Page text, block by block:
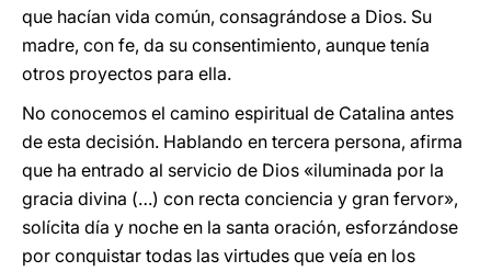
que hacían vida común, consagrándose a Dios. Su
madre, con fe, da su consentimiento, aunque tenía
otros proyectos para ella.
No conocemos el camino espiritual de Catalina antes
de esta decisión. Hablando en tercera persona, afirma
que ha entrado al servicio de Dios «iluminada por la
gracia divina (…) con recta conciencia y gran fervor»,
solícita día y noche en la santa oración, esforzándose
por conquistar todas las virtudes que veía en los